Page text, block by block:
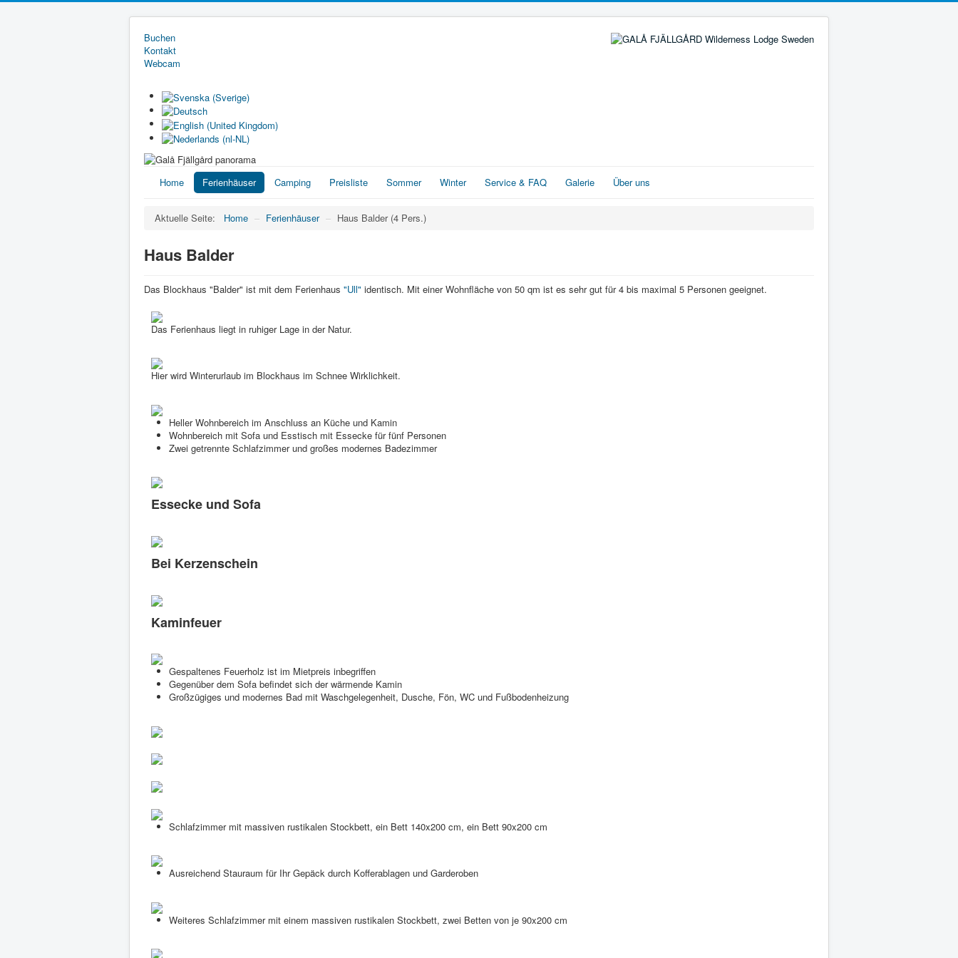
Buchen
Kontakt
Webcam
Home Ferienhäuser Camping Preisliste Sommer Winter Service & FAQ Galerie Über uns
Aktuelle Seite: Home – Ferienhäuser – Haus Balder (4 Pers.)
Haus Balder
Das Blockhaus "Balder" ist mit dem Ferienhaus "Ull" identisch. Mit einer Wohnfläche von 50 qm ist es sehr gut für 4 bis maximal 5 Personen geeignet.
Das Ferienhaus liegt in ruhiger Lage in der Natur.
Hier wird Winterurlaub im Blockhaus im Schnee Wirklichkeit.
Heller Wohnbereich im Anschluss an Küche und Kamin
Wohnbereich mit Sofa und Esstisch mit Essecke für fünf Personen
Zwei getrennte Schlafzimmer und großes modernes Badezimmer
Essecke und Sofa
Bei Kerzenschein
Kaminfeuer
Gespaltenes Feuerholz ist im Mietpreis inbegriffen
Gegenüber dem Sofa befindet sich der wärmende Kamin
Großzügiges und modernes Bad mit Waschgelegenheit, Dusche, Fön, WC und Fußbodenheizung
Schlafzimmer mit massiven rustikalen Stockbett, ein Bett 140x200 cm, ein Bett 90x200 cm
Ausreichend Stauraum für Ihr Gepäck durch Kofferablagen und Garderoben
Weiteres Schlafzimmer mit einem massiven rustikalen Stockbett, zwei Betten von je 90x200 cm